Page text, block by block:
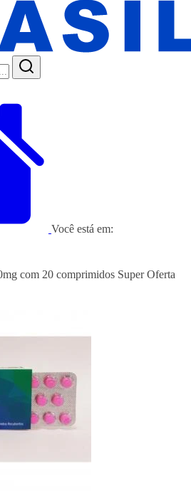
Você está em:
com 20 comprimidos Super Oferta